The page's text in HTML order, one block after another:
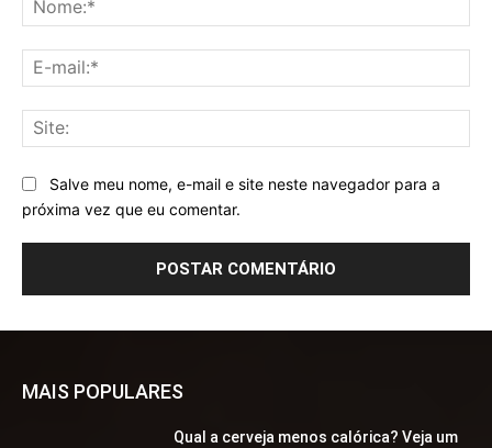
Salve meu nome, e-mail e site neste navegador para a
próxima vez que eu comentar.
MAIS POPULARES
Qual a cerveja menos calórica? Veja um